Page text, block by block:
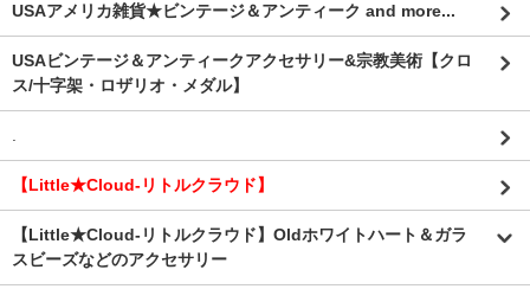
USAアメリカ雑貨★ビンテージ＆アンティーク and more...
USAビンテージ＆アンティークアクセサリー&宗教美術【クロ
ス/十字架・ロザリオ・メダル】
.
【Little★Cloud-リトルクラウド】
【Little★Cloud-リトルクラウド】Oldホワイトハート＆ガラ
スビーズなどのアクセサリー